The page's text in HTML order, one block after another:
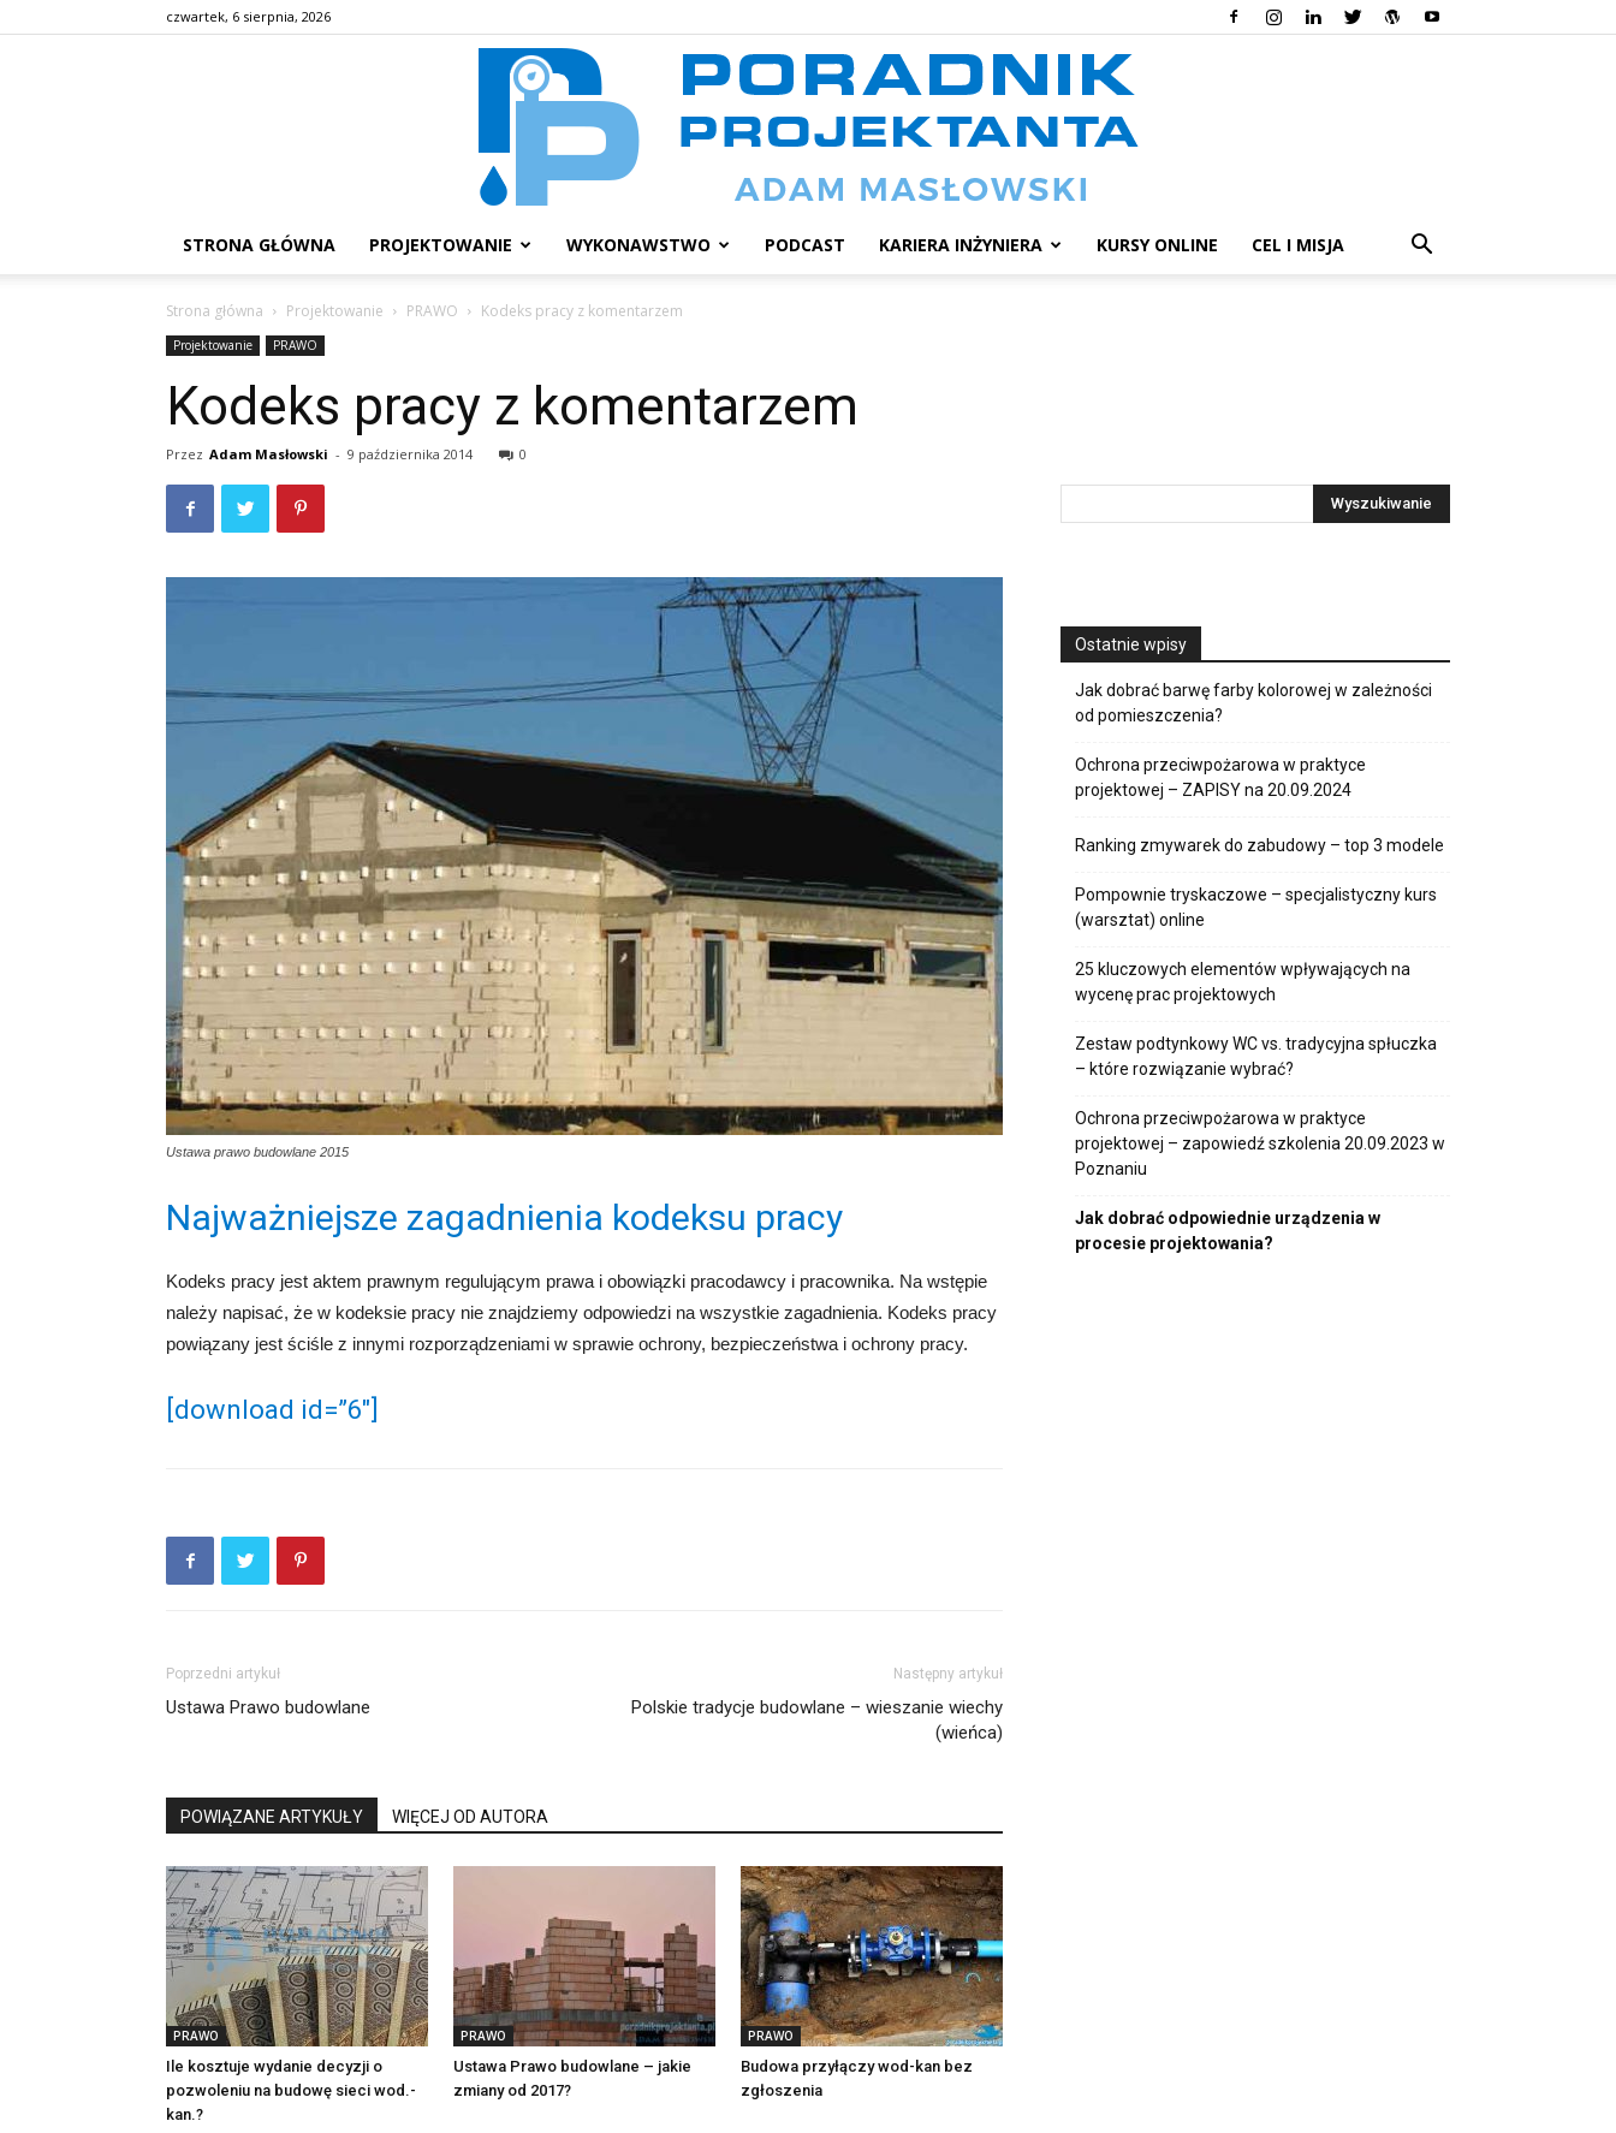
czwartek, 6 sierpnia, 2026
STRONA GŁÓWNA PROJEKTOWANIE WYKONAWSTWO PODCAST KARIERA INŻYNIERA KURSY ONLINE CEL I MISJA
Strona główna Projektowanie PRAWO Kodeks pracy z komentarzem
Projektowanie PRAWO
Kodeks pracy z komentarzem
Przez Adam Masłowski - 9 października 2014 0
Ustawa prawo budowlane 2015
Najważniejsze zagadnienia kodeksu pracy
Kodeks pracy jest aktem prawnym regulującym prawa i obowiązki pracodawcy i pracownika. Na wstępie
należy napisać, że w kodeksie pracy nie znajdziemy odpowiedzi na wszystkie zagadnienia. Kodeks pracy
powiązany jest ściśle z innymi rozporządzeniami w sprawie ochrony, bezpieczeństwa i ochrony pracy.
[download id=”6″]
Poprzedni artykuł
Ustawa Prawo budowlane
Następny artykuł
Polskie tradycje budowlane – wieszanie wiechy
(wieńca)
POWIĄZANE ARTYKUŁY WIĘCEJ OD AUTORA
PRAWO
Ile kosztuje wydanie decyzji o
pozwoleniu na budowę sieci wod.-
kan.?
PRAWO
Ustawa Prawo budowlane – jakie
zmiany od 2017?
PRAWO
Budowa przyłączy wod-kan bez
zgłoszenia
Ostatnie wpisy
Jak dobrać barwę farby kolorowej w zależności
od pomieszczenia?
Ochrona przeciwpożarowa w praktyce
projektowej – ZAPISY na 20.09.2024
Ranking zmywarek do zabudowy – top 3 modele
Pompownie tryskaczowe – specjalistyczny kurs
(warsztat) online
25 kluczowych elementów wpływających na
wycenę prac projektowych
Zestaw podtynkowy WC vs. tradycyjna spłuczka
– które rozwiązanie wybrać?
Ochrona przeciwpożarowa w praktyce
projektowej – zapowiedź szkolenia 20.09.2023 w
Poznaniu
Jak dobrać odpowiednie urządzenia w
procesie projektowania?